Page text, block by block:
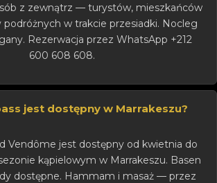
z zewnątrz — turystów, mieszkańców
podróżnych w trakcie przesiadki. Nocleg
Rezerwacja przez WhatsApp +212
600 608 608.
jest dostępny w Marrakeszu?
Vendôme jest dostępny od kwietnia do
kąpielowym w Marrakeszu. Basen
dostępne. Hammam i masaż — przez